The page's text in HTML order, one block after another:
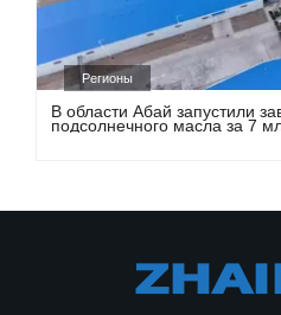
Регионы
В области Абай запустили
подсолнечного масла за 7